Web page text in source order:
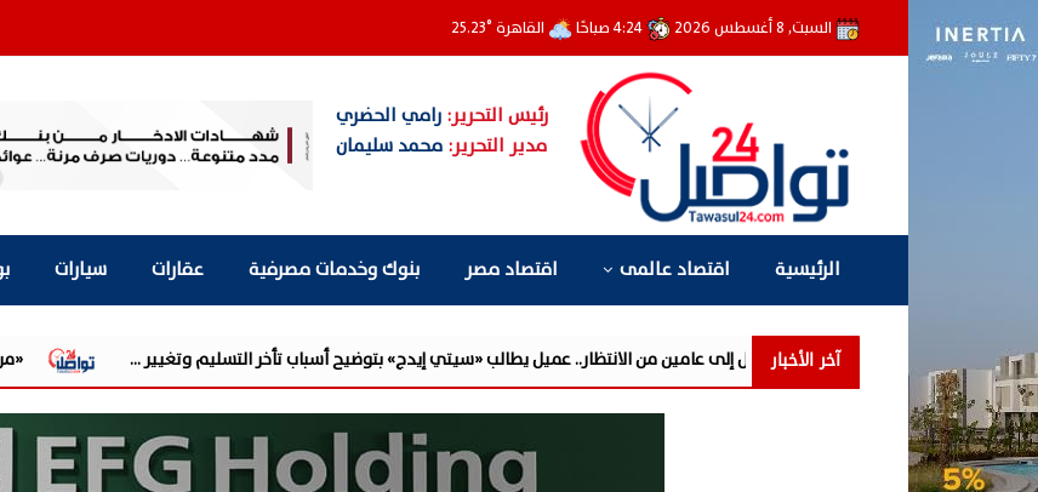
السبت, 8 أغسطس 2026 القاهرة°
25.23
رئيس التحرير:رامي الحضري
مدير التحرير: محمد سليمان
الرئيسية اقتصاد عالمى اقتصاد مصر بنوك وخدمات مصرفية عقارات سيارات
آخر الأخبار
فوري» تحوّل إلى عامين من الانتظار.. عميل يطالب «سيتي إيدج» بتوضيح أسباب تأخر التسليم وتغيير ... «مرصد الذهب»: 130 جنيهًا قفزة في أسعار الذهب.. وبيانات الوظائف الأمريكية الضعيفة تدفع الأوقية لأقوى ...